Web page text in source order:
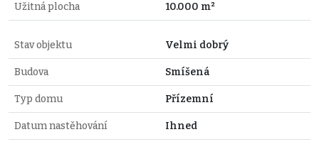
Užitná plocha 10.000 m²
Stav objektu Velmi dobrý
Budova Smíšená
Typ domu Přízemní
Datum nastěhování Ihned